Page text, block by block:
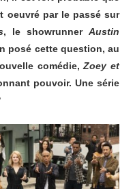
oeuvré par le passé sur
, le showrunner Austin
posé cette question, au
comédie,Zoey et
pouvoir. Une série